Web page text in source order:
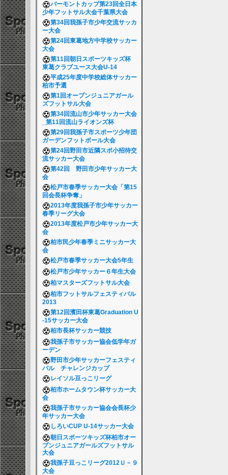
バーモントカップ第23回全日本
少年フットサル大会千葉県大会
第34回我孫子市少年交流サッカ
ー大会
第24回東葛地方中学校サッカー
大会
第11回朝日スポーツキッズ杯
東葛クラブユース大会U-14
平成25年度中学校総体サッカー
柏市予選
第1回オープンジュニアガール
ズフットサル大会
第34回流山市少年サッカー大会
_第11回流山ライオンズ杯
第29回我孫子市スポーツ少年団
ガーデンフットボール大会
第24回野田市近隣スポ小招待交
流サッカー大会
第42回 野田市少年サッカー大
会
松戸市春季サッカー大会「第15
回会長杯争奪」
2013年度我孫子市少年サッカー
春季リーグ大会
2013年度松戸市少年サッカー大
会
柏市民少年春季ミニサッカー大
会
松戸市春季サッカー大会5年生
松戸市少年サッカー６年生大会
柏マスターズフットサル大会
柏市フットサルフェスティバル
2013
第12回濱田杯東葛Graduation U
-15サッカー大会
柏市長杯サッカー競技
我孫子市サッカー協会低学年ガ
ーデン
野田市少年サッカーフェスティ
バル チャレンジカップ
レイソル豆っこリーグ
柏市ホームタウン杯サッカー大
会
我孫子市サッカー協会会長杯少
年サッカー大会
しろいCUP U-14サッカー大会
朝日スポーツキッズ杯柏市オー
プンジュニアガールズフットサル
大会
我孫子豆っこリーグ2012Ｕ－９
大会